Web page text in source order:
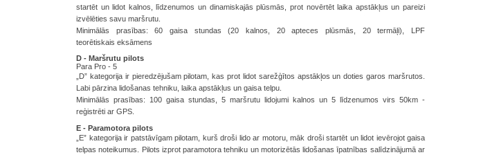
startēt un lidot kalnos, līdzenumos un dinamiskajās plūsmās, prot novērtēt laika apstākļus un pareizi
izvēlēties savu maršrutu.
Minimālās prasības: 60 gaisa stundas (20 kalnos, 20 apteces plūsmās, 20 termāļi), LPF
teorētiskais eksāmens
D - Maršrutu pilots
Para Pro - 5
„D” kategorija ir pieredzējušam pilotam, kas prot lidot sarežģītos apstākļos un doties garos maršrutos.
Labi pārzina lidošanas tehniku, laika apstākļus un gaisa telpu.
Minimālās prasības: 100 gaisa stundas, 5 maršrutu lidojumi kalnos un 5 līdzenumos virs 50km -
reģistrēti ar GPS.
E - Paramotora pilots
„E” kategorija ir patstāvīgam pilotam, kurš droši lido ar motoru, māk droši startēt un lidot ievērojot gaisa
telpas noteikumus. Pilots izprot paramotora tehniku un motorizētās lidošanas īpatnības salīdzinājumā ar